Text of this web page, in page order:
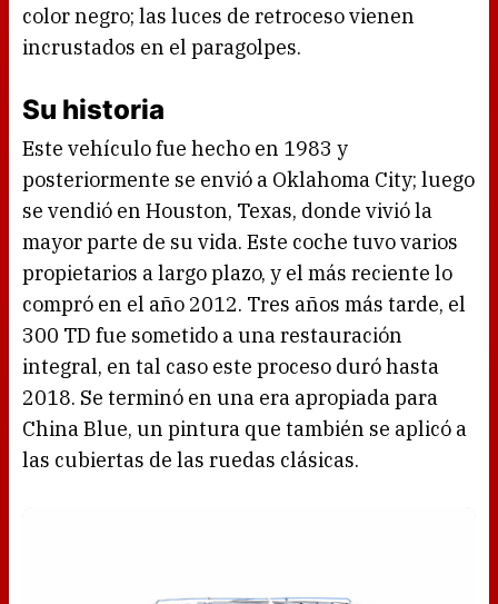
color negro; las luces de retroceso vienen
incrustados en el paragolpes.
Su historia
Este vehículo fue hecho en 1983 y
posteriormente se envió a Oklahoma City; luego
se vendió en Houston, Texas, donde vivió la
mayor parte de su vida. Este coche tuvo varios
propietarios a largo plazo, y el más reciente lo
compró en el año 2012. Tres años más tarde, el
300 TD fue sometido a una restauración
integral, en tal caso este proceso duró hasta
2018. Se terminó en una era apropiada para
China Blue, un pintura que también se aplicó a
las cubiertas de las ruedas clásicas.